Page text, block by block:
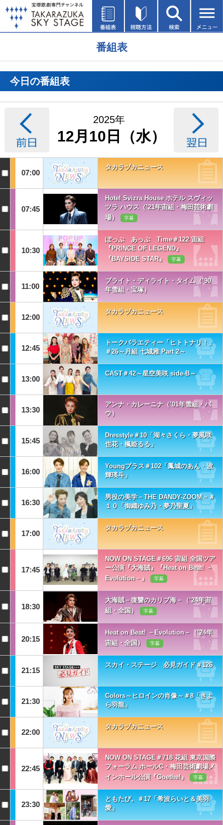
番組表
今日の番組表
2025年
12月10日（水）
07:00
タカラヅカニュース
07:45
Hotel Svizra House ホテル スヴィッ
ツラ ハウス（’21年宙組・梅田芸術劇
場）
字幕
10:30
ぽっぷ あっぷ Time＃122 宙組
『PRINCE OF LEGEND』
『BAYSIDE STAR』
字幕
11:00
ブライト・ディライト・タイム（’90
年雪組・宝塚）
12:00
タカラヅカニュース
12:45
トークバラエティー「ヒトトナリ！」
＃26～月組 七城雅 Part 2～
13:00
CAST＃42～星空美咲 side-B～
13:30
アンナ・カレーニナ（’01年雪組・バ
ウ）
15:45
Dresstyle＃10「湖々さくら・夢風咲
也花・楓姫るる」
16:00
Youngプラス＃102「鳳城のあん・波
輝瑛斗」
16:30
男役の美学－THE DANDY-ZOOM－＃
１０「御織ゆみ乃・夢乃聖夏」
17:00
タカラヅカニュース
17:45
NOW ON STAGE＃696 宙組 全国ツア
ー公演『大海賊』『Heat on Beat! －
Evolution－』
字幕
18:30
大海賊－復讐のカリブ海－（’24年宙
組・全国）
字幕
20:15
Heat on Beat! －Evolution－（’24年
宙組・全国）
字幕
21:15
スカイ・ステージ 必見ガイド＃126
21:30
Colors～ヒロインの肖像～＃8「きよ
ら羽龍」
22:00
タカラヅカニュース
22:45
NOW ON STAGE＃718 花組 東京国際
フォーラム ホールC・梅田芸術劇場メ
インホール公演『Goethe!』
字幕
23:30
ともたび。＃17「希波らいと＆美羽
愛」